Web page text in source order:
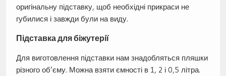
оригінальну підставку, щоб необхідні прикраси не
губилися і завжди були на виду.
Підставка для біжутерії
Для виготовлення підставки нам знадобляться пляшки
різного об’єму. Можна взяти ємності в 1, 2 і 0,5 літра.